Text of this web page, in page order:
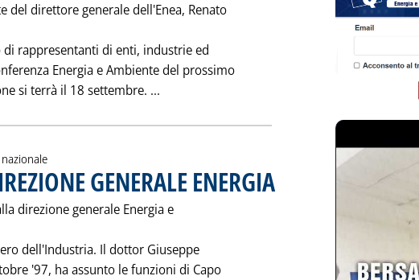
del direttore generale dell'Enea, Renato
rappresentanti di enti, industrie ed
Energia e Ambiente del prossimo
si terrà il 18 settembre. ... Leggi tutta la notizia: 'CONSULTI ENEA IN
GENERALE ENERGIA . Pubblicata venerdì 07 agosto 1998
direzione generale Energia e
dell'Industria. Il dottor Giuseppe
'97, ha assunto le funzioni di Capo